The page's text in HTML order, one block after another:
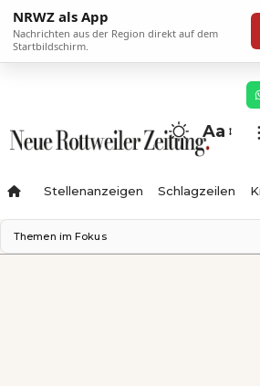
NRWZ als App
Nachrichten aus der Region direkt auf dem
Startbildschirm.
Aa
Stellenanzeigen Schlagzeilen
Themen im Fokus